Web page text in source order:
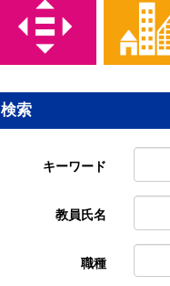
検索
キーワード
教員氏名
職種